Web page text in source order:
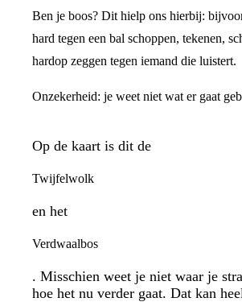
Ben je boos? Dit hielp ons hierbij:
hard tegen een bal schoppen, tekenen,
hardop zeggen tegen iemand die luistert.
Onzekerheid: je weet niet wat er gaat
Op de kaart is dit de
Twijfelwolk
en het
Verdwaalbos
. Misschien weet je niet waar je
hoe het nu verder gaat. Dat kan